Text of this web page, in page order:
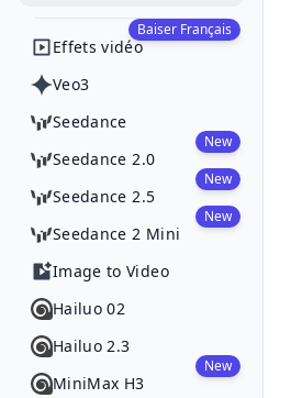
Effets vidéo
Baiser Français
Veo3
Seedance
Seedance 2.0
New
Seedance 2.5
New
Seedance 2 Mini
New
Image to Video
Hailuo 02
Hailuo 2.3
MiniMax H3
New